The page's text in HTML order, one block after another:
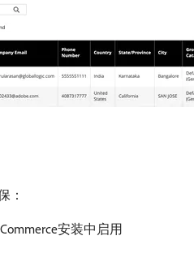
：
安装中启用